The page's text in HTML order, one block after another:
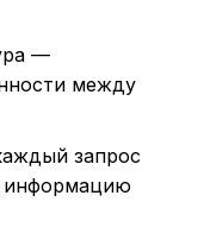
—
между
запрос
информацию